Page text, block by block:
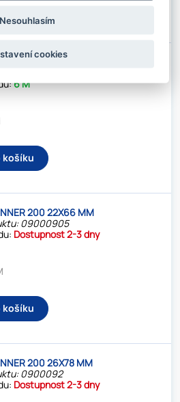
6 M
košíku
200 22X66 MM
09000905
Dostupnost 2-3 dny
košíku
200 26X78 MM
0900092
Dostupnost 2-3 dny
Nesouhlasím
cookies